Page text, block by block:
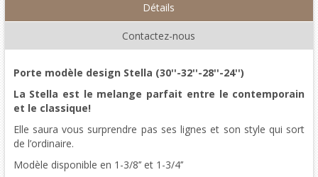
Détails
Contactez-nous
Porte modèle design Stella (30''-32''-28''-24'')
La Stella est le melange parfait entre le contemporain
et le classique!
Elle saura vous surprendre pas ses lignes et son style qui sort
de l’ordinaire.
Modèle disponible en 1-3/8’’ et 1-3/4’’